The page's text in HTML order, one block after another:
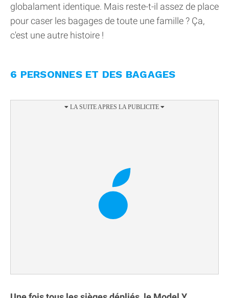
globalament identique. Mais reste-t-il assez de place
pour caser les bagages de toute une famille ? Ça,
c'est une autre histoire !
6 PERSONNES ET DES BAGAGES